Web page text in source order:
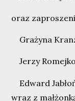
oraz
Grażyna
Jerzy
Edward
wraz z